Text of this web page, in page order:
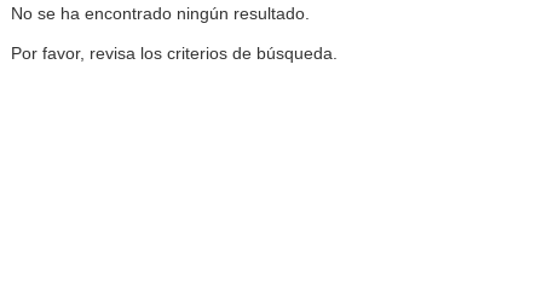
No se ha encontrado ningún resultado.
Por favor, revisa los criterios de búsqueda.